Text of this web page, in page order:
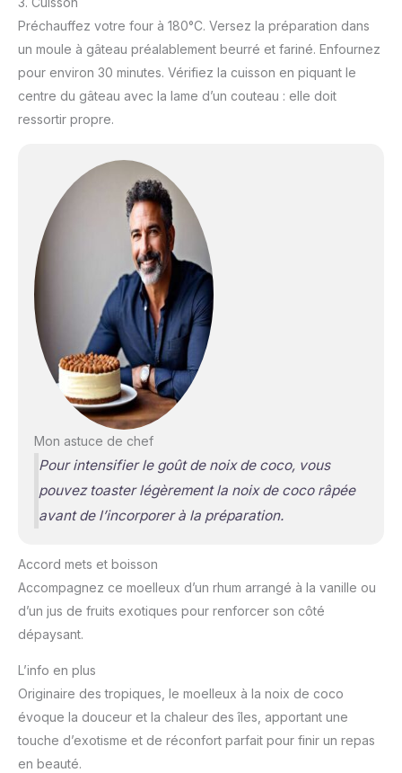
Préchauffez votre four à 180°C. Versez la préparation dans
un moule à gâteau préalablement beurré et fariné. Enfournez
pour environ 30 minutes. Vérifiez la cuisson en piquant le
centre du gâteau avec la lame d’un couteau : elle doit
ressortir propre.
Mon astuce de chef
Pour intensifier le goût de noix de coco, vous
pouvez toaster légèrement la noix de coco râpée
avant de l’incorporer à la préparation.
Accord mets et boisson
Accompagnez ce moelleux d’un rhum arrangé à la vanille ou
d’un jus de fruits exotiques pour renforcer son côté
dépaysant.
L’info en plus
Originaire des tropiques, le moelleux à la noix de coco
évoque la douceur et la chaleur des îles, apportant une
touche d’exotisme et de réconfort parfait pour finir un repas
en beauté.